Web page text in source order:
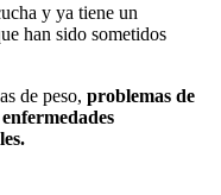
y ya tiene un
han sido sometidos
de peso, problemas de